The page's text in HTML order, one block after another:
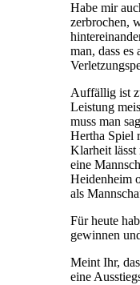
Habe mir
zerbrochen,
man, dass
Auffällig ist
Leistung
muss man
Hertha Spiel
Klarheit lässt
eine
Heidenheim
als
Für heute
gewinnen
Meint Ihr,
eine